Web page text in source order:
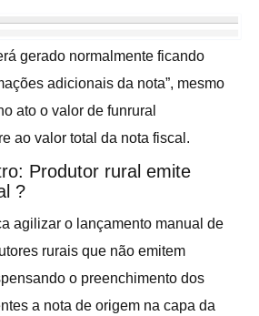
gerado normalmente ficando
adicionais da nota”, mesmo
ato o valor de funrural
ao valor total da nota fiscal.
Produtor rural emite
?
agilizar o lançamento manual de
rurais que não emitem
o preenchimento dos
a nota de origem na capa da